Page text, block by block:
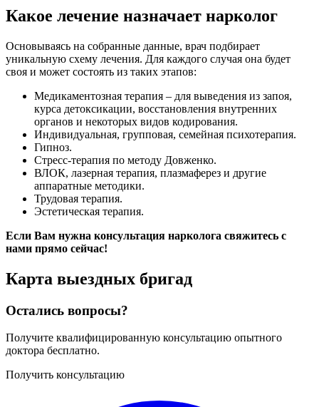
Какое лечение назначает нарколог
Основываясь на собранные данные, врач подбирает
уникальную схему лечения. Для каждого случая она будет
своя и может состоять из таких этапов:
Медикаментозная терапия – для выведения из запоя,
курса детоксикации, восстановления внутренних
органов и некоторых видов кодирования.
Индивидуальная, групповая, семейная психотерапия.
Гипноз.
Стресс-терапия по методу Довженко.
ВЛОК, лазерная терапия, плазмаферез и другие
аппаратные методики.
Трудовая терапия.
Эстетическая терапия.
Если Вам нужна консультация нарколога свяжитесь с
нами прямо сейчас!
Карта выездных бригад
Остались вопросы?
Получите квалифицированную консультацию опытного
доктора бесплатно.
Получить консультацию